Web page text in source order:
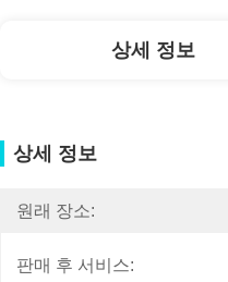
상세 정보
상세 정보
원래 장소:
판매 후 서비스: